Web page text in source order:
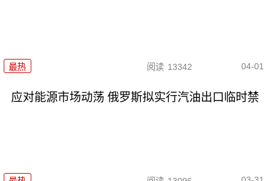
最热 阅读 13342 04-01
应对能源市场动荡 俄罗斯拟实行汽油出口临时禁